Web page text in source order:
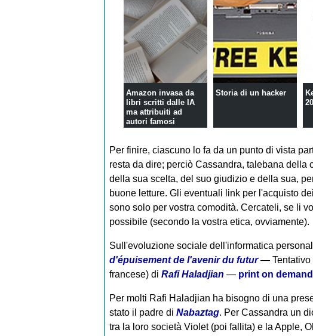
Amazon invasa da
libri scritti dalle IA
ma attribuiti ad
autori famosi
Storia di un hacker
Per finire, ciascuno lo fa da un punto di vista
resta da dire; perciò Cassandra, talebana della
della sua scelta, del suo giudizio e della sua,
buone letture. Gli eventuali link per l'acquisto
sono solo per vostra comodità. Cercateli, se li
possibile (secondo la vostra etica, ovviamente).
Sull'evoluzione sociale dell'informatica
d'épuisement de l'avenir du futur— Tentativo
francese) di Rafi Haladjian — print on
Per molti Rafi Haladjian ha bisogno di una
stato il padre di Nabaztag. Per Cassandra un
tra la loro società Violet (poi fallita) e la Apple,